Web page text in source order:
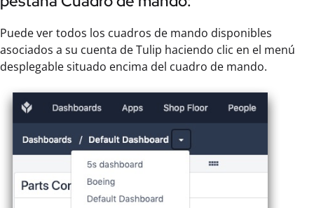
Puede ver todos los cuadros de mando disponibles
asociados a su cuenta de Tulip haciendo clic en el menú
desplegable situado encima del cuadro de mando.